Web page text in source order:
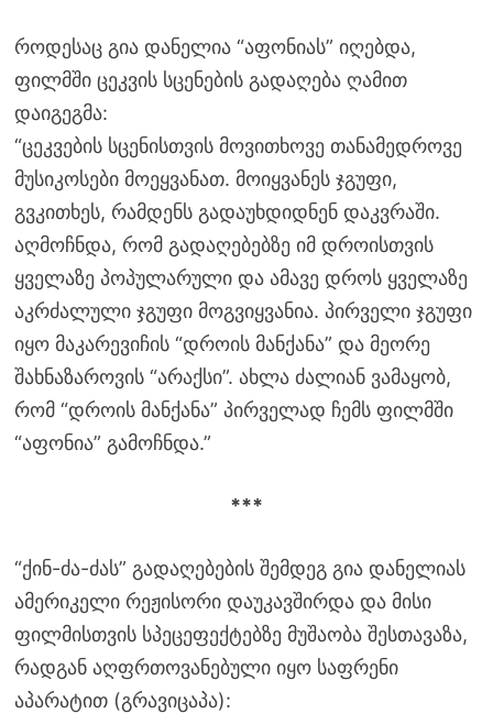
როდესაც გია დანელია “აფონიას” იღებდა,
ფილმში ცეკვის სცენების გადაღება ღამით
დაიგეგმა:
“ცეკვების სცენისთვის მოვითხოვე თანამედროვე
მუსიკოსები მოეყვანათ. მოიყვანეს ჯგუფი,
გვკითხეს, რამდენს გადაუხდიდნენ დაკვრაში.
აღმოჩნდა, რომ გადაღებებზე იმ დროისთვის
ყველაზე პოპულარული და ამავე დროს ყველაზე
აკრძალული ჯგუფი მოგვიყვანია. პირველი ჯგუფი
იყო მაკარევიჩის “დროის მანქანა” და მეორე
შახნაზაროვის “არაქსი”. ახლა ძალიან ვამაყობ,
რომ “დროის მანქანა” პირველად ჩემს ფილმში
“აფონია” გამოჩნდა.”
***
“ქინ-ძა-ძას” გადაღებების შემდეგ გია დანელიას
ამერიკელი რეჟისორი დაუკავშირდა და მისი
ფილმისთვის სპეცეფექტებზე მუშაობა შესთავაზა,
რადგან აღფრთოვანებული იყო საფრენი
აპარატით (გრავიცაპა):